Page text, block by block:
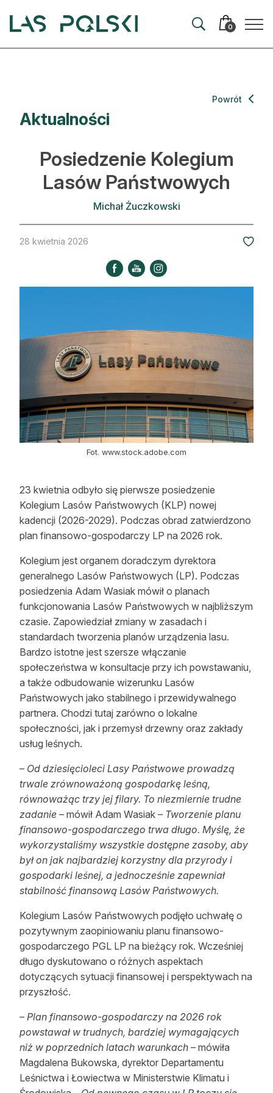
0
Artykuły
Hodowla lasu
Ochrona lasu
Nowe technologie
Kultura i historia
Strefa eksperta
Dla drwala
Leśnik na zakupach
Z zagranicy
Edukacja
Lasy prywatne
100 lat „Lasu Polskiego”
Prenumerata
Reklama
Zostań autorem
Archiwum
Kontakt
Aktualności
Powrót
Posiedzenie Kolegium
Lasów Państwowych
Michał Żuczkowski
28 kwietnia 2026
Fot. www.stock.adobe.com
23 kwietnia odbyło się pierwsze posiedzenie
Kolegium Lasów Państwowych (KLP) nowej
kadencji (2026-2029). Podczas obrad zatwierdzono
plan finansowo-gospodarczy LP na 2026 rok.
Kolegium jest organem doradczym dyrektora
generalnego Lasów Państwowych (LP). Podczas
posiedzenia Adam Wasiak mówił o planach
funkcjonowania Lasów Państwowych w najbliższym
czasie. Zapowiedział zmiany w zasadach i
standardach tworzenia planów urządzenia lasu.
Bardzo istotne jest szersze włączanie
społeczeństwa w konsultacje przy ich powstawaniu,
a także odbudowanie wizerunku Lasów
Państwowych jako stabilnego i przewidywalnego
partnera. Chodzi tutaj zarówno o lokalne
społeczności, jak i przemysł drzewny oraz zakłady
usług leśnych.
– Od dziesięcioleci Lasy Państwowe prowadzą
trwale zrównoważoną gospodarkę leśną,
równoważąc trzy jej filary. To niezmiernie trudne
zadanie – mówił Adam Wasiak – Tworzenie planu
finansowo-gospodarczego trwa długo. Myślę, że
wykorzystaliśmy wszystkie dostępne zasoby, aby
był on jak najbardziej korzystny dla przyrody i
gospodarki leśnej, a jednocześnie zapewniał
stabilność finansową Lasów Państwowych.
Kolegium Lasów Państwowych podjęło uchwałę o
pozytywnym zaopiniowaniu planu finansowo-
gospodarczego PGL LP na bieżący rok. Wcześniej
długo dyskutowano o różnych aspektach
dotyczących sytuacji finansowej i perspektywach na
przyszłość.
– Plan finansowo-gospodarczy na 2026 rok
powstawał w trudnych, bardziej wymagających
niż w poprzednich latach warunkach – mówiła
Magdalena Bukowska, dyrektor Departamentu
Leśnictwa i Łowiectwa w Ministerstwie Klimatu i